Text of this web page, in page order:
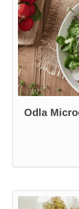
Odla